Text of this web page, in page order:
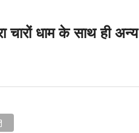
चारों धाम के साथ ही अन्य